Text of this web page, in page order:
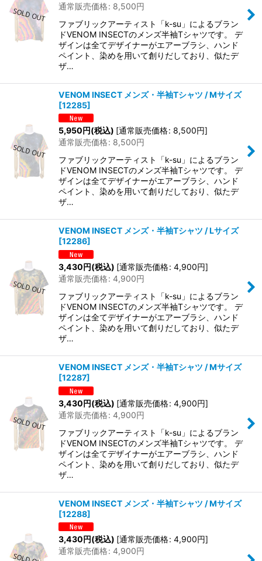
通常販売価格: 8,500円
ファブリックアーティスト「k-su」によるブラン
ドVENOM INSECTのメンズ半袖Tシャツです。 デ
ザインは全てデザイナーがエアーブラシ、ハンド
ペイント、染めを用いて創りだしており、似たデ
ザ…
VENOM INSECT メンズ・半袖Tシャツ / Mサイズ
[12285]
5,950円(税込) [通常販売価格: 8,500円]
通常販売価格: 8,500円
ファブリックアーティスト「k-su」によるブラン
ドVENOM INSECTのメンズ半袖Tシャツです。 デ
ザインは全てデザイナーがエアーブラシ、ハンド
ペイント、染めを用いて創りだしており、似たデ
ザ…
VENOM INSECT メンズ・半袖Tシャツ / Lサイズ
[12286]
3,430円(税込) [通常販売価格: 4,900円]
通常販売価格: 4,900円
ファブリックアーティスト「k-su」によるブラン
ドVENOM INSECTのメンズ半袖Tシャツです。 デ
ザインは全てデザイナーがエアーブラシ、ハンド
ペイント、染めを用いて創りだしており、似たデ
ザ…
VENOM INSECT メンズ・半袖Tシャツ / Mサイズ
[12287]
3,430円(税込) [通常販売価格: 4,900円]
通常販売価格: 4,900円
ファブリックアーティスト「k-su」によるブラン
ドVENOM INSECTのメンズ半袖Tシャツです。 デ
ザインは全てデザイナーがエアーブラシ、ハンド
ペイント、染めを用いて創りだしており、似たデ
ザ…
VENOM INSECT メンズ・半袖Tシャツ / Mサイズ
[12288]
3,430円(税込) [通常販売価格: 4,900円]
通常販売価格: 4,900円